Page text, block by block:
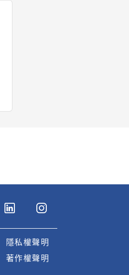
隱私權聲明
著作權聲明